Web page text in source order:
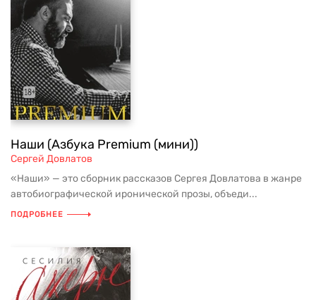
Наши (Азбука Premium (мини))
Сергей Довлатов
«Наши» — это сборник рассказов Сергея Довлатова в жанре
автобиографической иронической прозы, объеди...
ПОДРОБНЕЕ